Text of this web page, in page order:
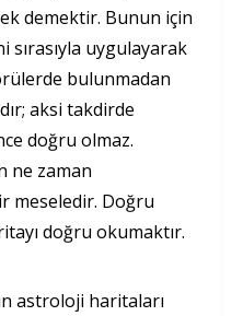
demektir. Bunun için
uygulayarak
bulunmadan
aksi takdirde
doğru olmaz.
ne zaman
meseledir. Doğru
doğru okumaktır.
astroloji haritaları